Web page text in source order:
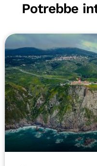
Potrebbe